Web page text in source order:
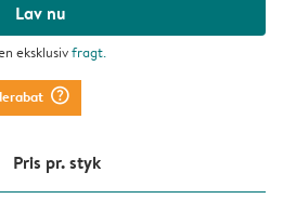
Lav nu
eksklusivfragt.
question_mark_circle
Pris pr. styk